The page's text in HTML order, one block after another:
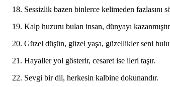
Sessizlik bazen binlerce kelimeden fazlasını
Kalp huzuru bulan insan, dünyayı kazanmıştır
Güzel düşün, güzel yaşa, güzellikler seni
Hayaller yol gösterir, cesaret ise ileri taşır.
Sevgi bir dil, herkesin kalbine dokunandır.